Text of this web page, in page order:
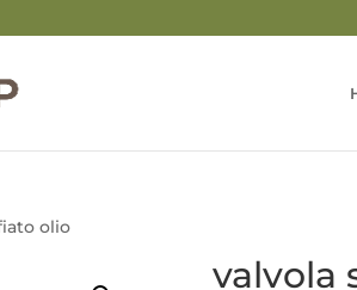
olio
valvola